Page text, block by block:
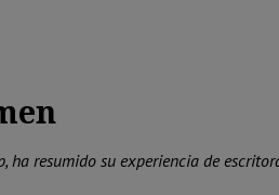
ha resumido su experiencia de